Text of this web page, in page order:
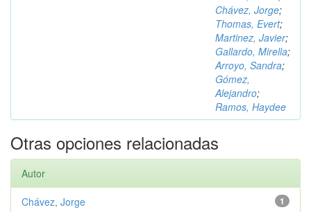
Chávez, Jorge;
Thomas, Evert;
Martinez, Javier;
Gallardo, Mirella;
Arroyo, Sandra;
Gómez,
Alejandro;
Ramos, Haydee
Otras opciones relacionadas
Autor
1
Chávez, Jorge